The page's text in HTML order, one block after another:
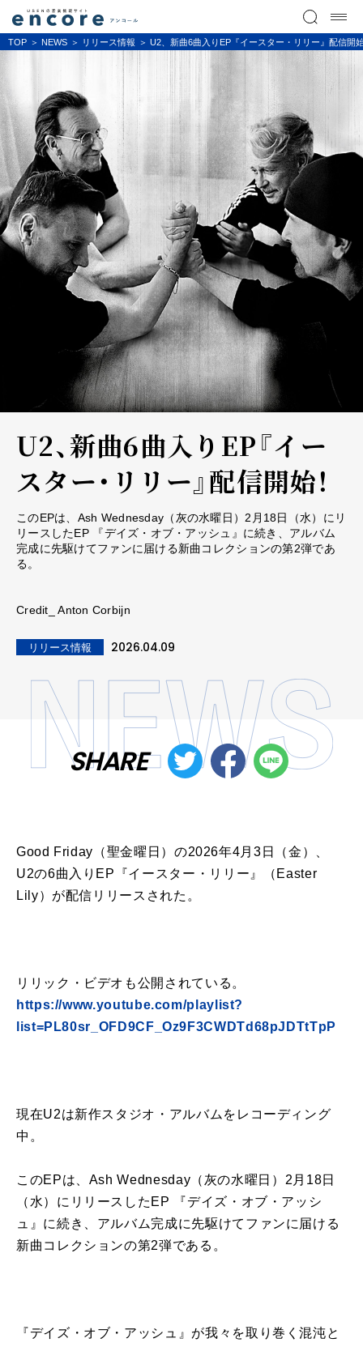
TOP NEWS リリース情報 U2、新曲6曲入りEP『イースター・リリー』配信開
U2、新曲6曲入りEP『イー
スター・リリー』配信開始！
このEPは、Ash Wednesday（灰の水曜日）2月18日（水）にリ
リースしたEP 『デイズ・オブ・アッシュ』に続き、アルバム
完成に先駆けてファンに届ける新曲コレクションの第2弾であ
る。
Credit_ Anton Corbijn
リリース情報 2026.04.09
SHARE
Good Friday（聖金曜日）の2026年4月3日（金）、
U2の6曲入りEP『イースター・リリー』（Easter
Lily）が配信リリースされた。
リリック・ビデオも公開されている。
https://www.youtube.com/playlist?
list=PL80sr_OFD9CF_Oz9F3CWDTd68pJDTtTpP
現在U2は新作スタジオ・アルバムをレコーディング
中。
このEPは、Ash Wednesday（灰の水曜日）2月18日
（水）にリリースしたEP 『デイズ・オブ・アッシ
ュ』に続き、アルバム完成に先駆けてファンに届ける
新曲コレクションの第2弾である。
『デイズ・オブ・アッシュ』が我々を取り巻く混沌と